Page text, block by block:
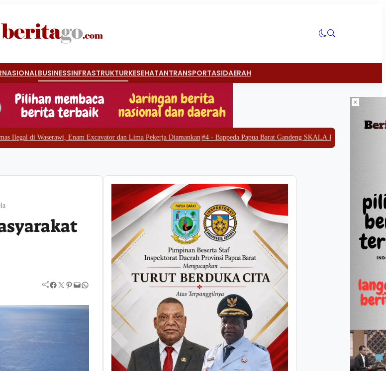
BUSINESSINFRASTRUKTURKESEHATANTRANSPORTASIDAERAH
Excavator dan Lima Pekerja Diamankan|#4 -Bappeda Papua Barat Gandeng SKALA Perkuat Strategi Pengentasan Kemiskinan
Facebook Twitter Pinterest Mail WhatsApp
×